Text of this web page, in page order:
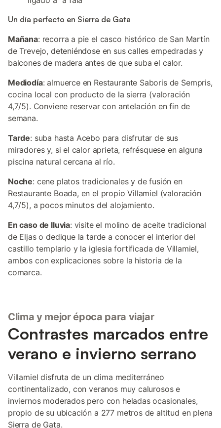
Un día perfecto en Sierra de Gata
Mañana: recorra a pie el casco histórico de San Martín
de Trevejo, deteniéndose en sus calles empedradas y
balcones de madera antes de que suba el calor.
Mediodía: almuerce en Restaurante Saboris de Sempris,
cocina local con producto de la sierra (valoración
4,7/5). Conviene reservar con antelación en fin de
semana.
Tarde: suba hasta Acebo para disfrutar de sus
miradores y, si el calor aprieta, refrésquese en alguna
piscina natural cercana al río.
Noche: cene platos tradicionales y de fusión en
Restaurante Boada, en el propio Villamiel (valoración
4,7/5), a pocos minutos del alojamiento.
En caso de lluvia: visite el molino de aceite tradicional
de Eljas o dedique la tarde a conocer el interior del
castillo templario y la iglesia fortificada de Villamiel,
ambos con explicaciones sobre la historia de la
comarca.
Clima y mejor época para viajar
Contrastes marcados entre
verano e invierno serrano
Villamiel disfruta de un clima mediterráneo
continentalizado, con veranos muy calurosos e
inviernos moderados pero con heladas ocasionales,
propio de su ubicación a 277 metros de altitud en plena
Sierra de Gata.